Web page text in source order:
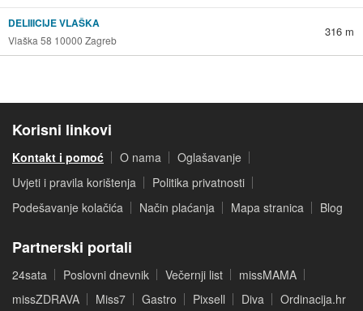
DELIIICIJE VLAŠKA
Vlaška 58 10000 Zagreb
316 m
Korisni linkovi
Kontakt i pomoć O nama
Oglašavanje
Uvjeti i pravila korištenja
Politika privatnosti
Podešavanje kolačića
Način plaćanja Mapa stranica Blog
Partnerski portali
24sata Poslovni dnevnik Večernji list
missMAMA
missZDRAVA
Miss7 Gastro Pixsell Diva Ordinacija.hr